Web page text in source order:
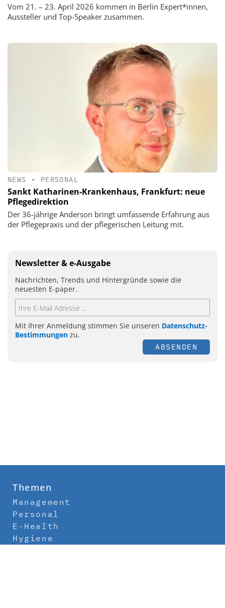
Vom 21. – 23. April 2026 kommen in Berlin Expert*innen,
Aussteller und Top-Speaker zusammen.
NEWS • PERSONAL
Sankt Katharinen-Krankenhaus, Frankfurt: neue
Pflegedirektion
Der 36-jährige Anderson bringt umfassende Erfahrung aus
der Pflegepraxis und der pflegerischen Leitung mit.
Newsletter & e-Ausgabe
Nachrichten, Trends und Hintergründe sowie die
neuesten E-paper.
Mit Ihrer Anmeldung stimmen Sie unseren Datenschutz-
Bestimmungen zu.
ABSENDEN
Themen
Management
Personal
E-Health
Hygiene